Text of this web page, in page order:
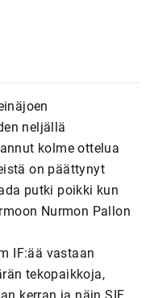
neljällä
kolme ottelua
on päättynyt
putki poikki kun
Nurmon Pallon
IF:ää vastaan
tekopaikkoja,